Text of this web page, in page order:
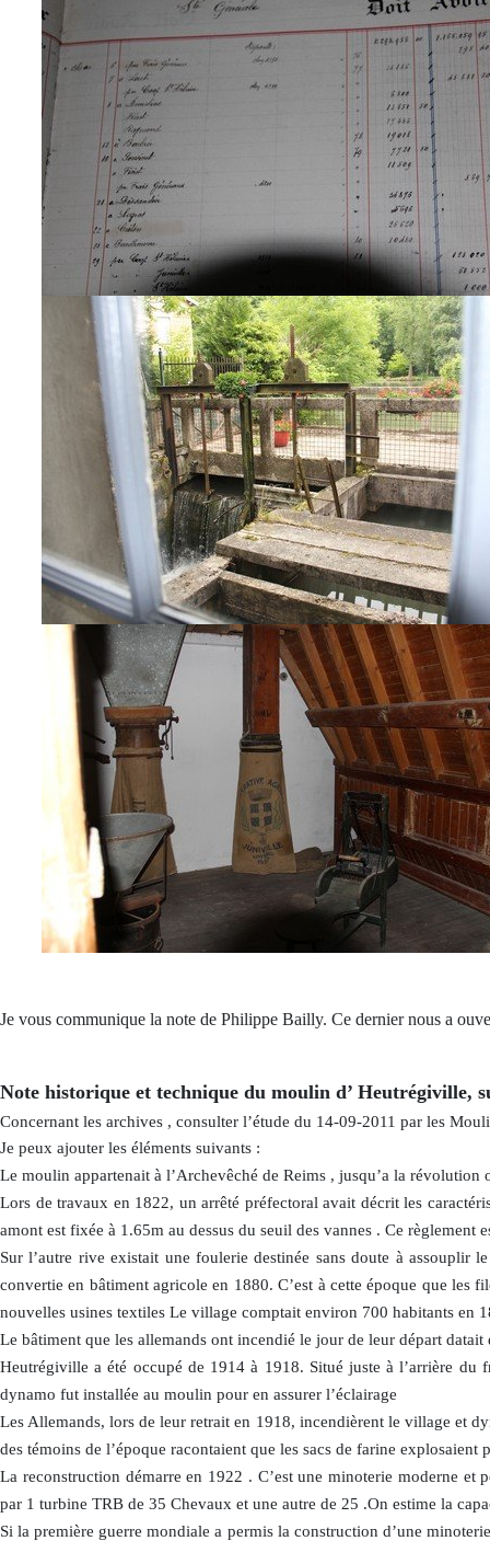
Je vous communique la note de Philippe Bailly. Ce dernier nous a
Note historique et technique du moulin d’ Heutrégiville,
Concernant les archives , consulter l’étude du 14-09-2011 par les
Je peux ajouter les éléments suivants :
Le moulin appartenait à l’Archevêché de Reims , jusqu’a la
Lors de travaux en 1822, un arrêté préfectoral avait décrit les
amont est fixée à 1.65m au dessus du seuil des vannes . Ce règlement
Sur l’autre rive existait une foulerie destinée sans doute à
convertie en bâtiment agricole en 1880. C’est à cette époque que
nouvelles usines textiles Le village comptait environ 700 habitants en
Le bâtiment que les allemands ont incendié le jour de leur départ
Heutrégiville a été occupé de 1914 à 1918. Situé juste à l’arrière
dynamo fut installée au moulin pour en assurer l’éclairage
Les Allemands, lors de leur retrait en 1918, incendièrent le village et
des témoins de l’époque racontaient que les sacs de farine
La reconstruction démarre en 1922 . C’est une minoterie moderne
par 1 turbine TRB de 35 Chevaux et une autre de 25 .On estime la
Si la première guerre mondiale a permis la construction d’une